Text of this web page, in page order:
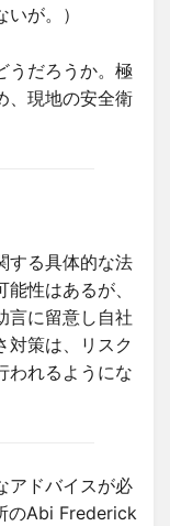
が。）
うだろうか。極
、現地の安全衛
する具体的な法
性はあるが、
言に留意し自社
対策は、リスク
われるようにな
アドバイスが必
のAbi Frederick